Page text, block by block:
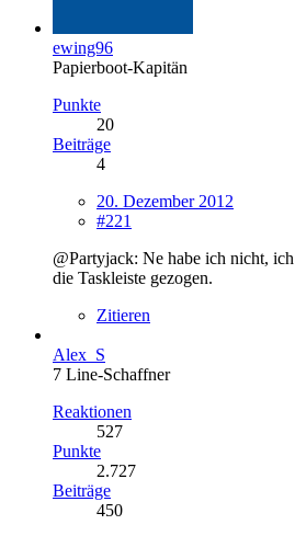
ewing96
Papierboot-Kapitän
Punkte
20
Beiträge
4
20. Dezember 2012
#221
@Partyjack: Ne habe ich nicht,
die Taskleiste gezogen.
Zitieren
Alex_S
7 Line-Schaffner
Reaktionen
527
Punkte
2.727
Beiträge
450